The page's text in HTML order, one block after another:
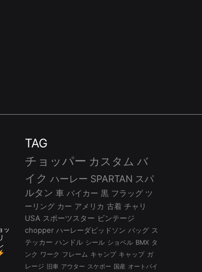
ッ
TAG
チョッパー カスタム バ
イク ハーレー SPARTAN スパ
ルタン 車 バイカー 黒 フラッグ ツ
ーリング カー アメリカ 古着 チャリ
USA スポーツスター ビンテージ
chopper ハーレーダビッドソン バッグ ス
テッカー ハンドル シール ショベル BMX タ
ンク ワーク フレーム キャンプ キャップ ガ
レージ
旧車 アウター スケボー 国産 オートバイ